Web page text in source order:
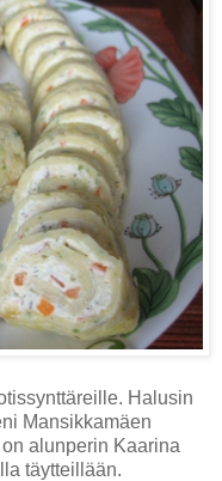
Halusin
Mansikkamäen
on alunperin Kaarina
täytteillään.